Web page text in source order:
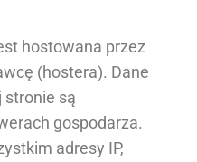
hostowana przez
(hostera). Dane
stronie są
gospodarza.
adresy IP,